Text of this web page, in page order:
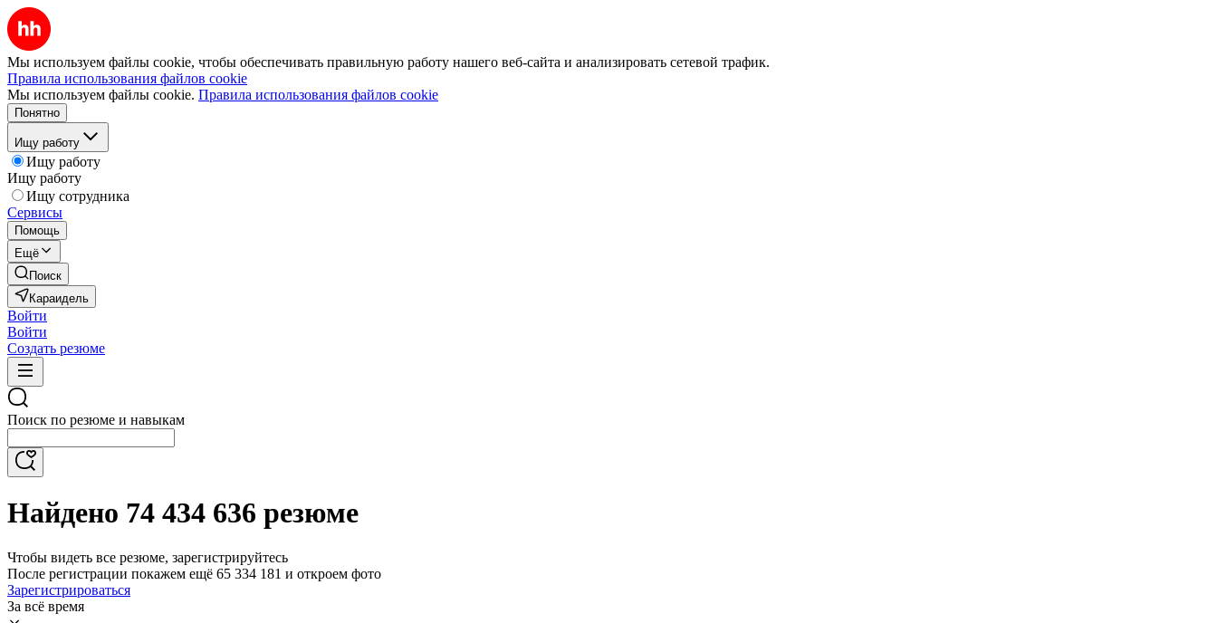
Мы используем файлы cookie, чтобы обеспечивать правильную работу нашего веб-сайта и анализировать сетевой трафик.
Правила использования файлов cookie
Мы используем файлы cookie. Правила использования файлов cookie
Понятно
Ищу работу
Ищу работу
Ищу работу
Ищу сотрудника
Сервисы
Помощь
Ещё
Поиск
Караидель
Войти
Войти
Создать резюме
Поиск по резюме и навыкам
Найдено 74 434 636 резюме
Чтобы видеть все резюме, зарегистрируйтесь
После регистрации покажем ещё 65 334 181 и откроем фото
Зарегистрироваться
За всё время